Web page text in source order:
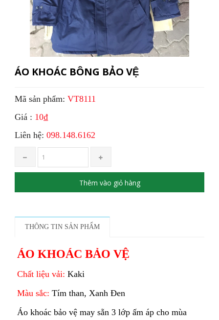
ÁO KHOÁC BÔNG BẢO VỆ
Mã sản phẩm: VT8111
Giá : 10₫
Liên hệ: 098.148.6162
Thêm vào giỏ hàng
THÔNG TIN SẢN PHẨM
ÁO KHOÁC BẢO VỆ
Chất liệu vải: Kaki
Màu sắc: Tím than, Xanh Đen
Áo khoác bảo vệ may sẵn 3 lớp ấm áp cho mùa